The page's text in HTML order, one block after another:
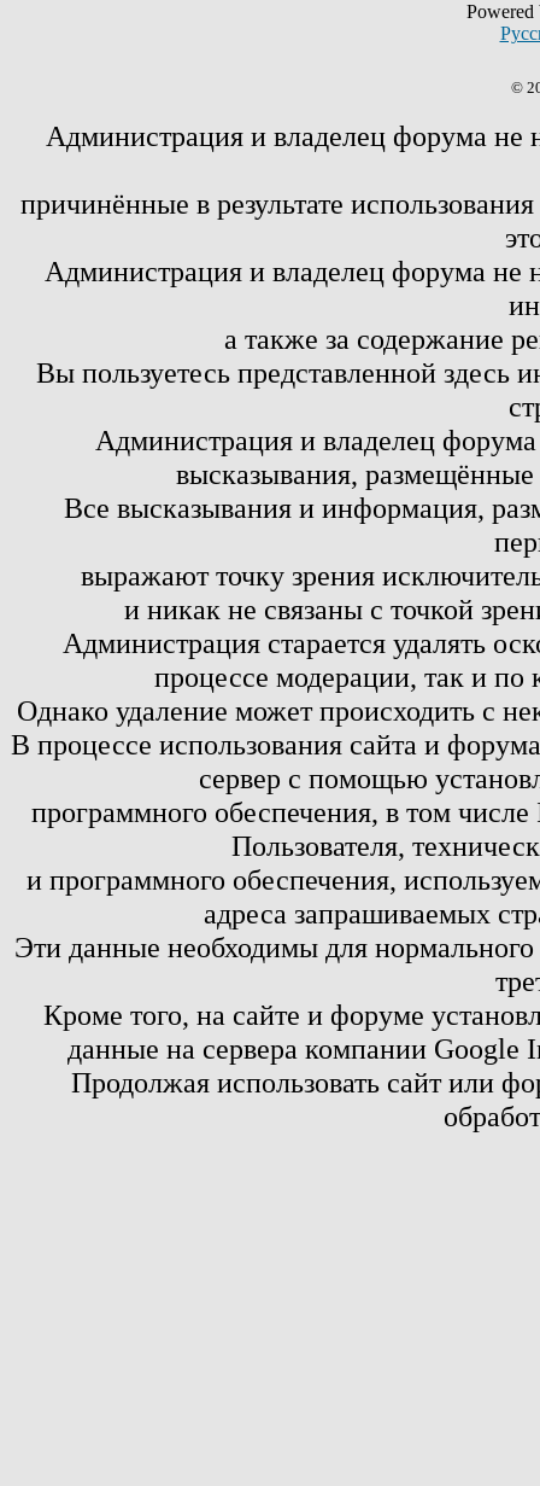
©
Администрация и владелец форума не
причинённые в результате
Администрация и владелец форума не
а также за содержание
Вы пользуетесь представленной здесь
Администрация и владелец
высказывания,
Все высказывания и информация,
выражают точку зрения
и никак не связаны с точкой
Администрация старается удалять
процессе модерации, так и по
Однако удаление может происходить с
В процессе использования сайта и
сервер с помощью
программного обеспечения, в том
Пользователя,
и программного обеспечения,
адреса запрашиваемых
Эти данные необходимы для
Кроме того, на сайте и форуме
данные на сервера компании
Продолжая использовать сайт или